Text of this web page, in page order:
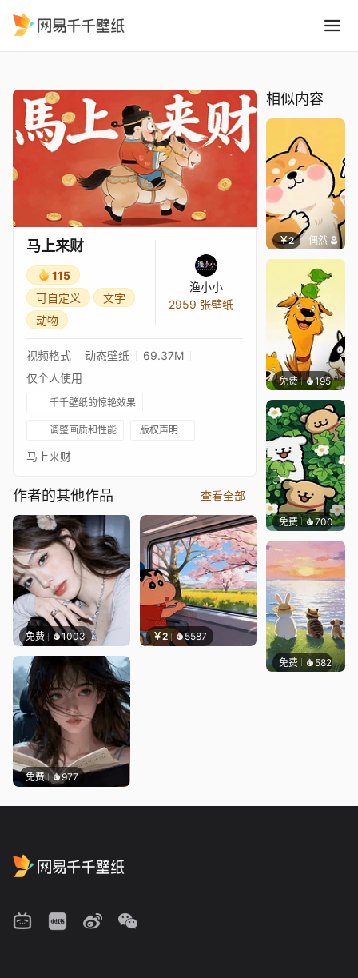
马上来财
115
可自定义
文字
动物
渔小小
2959 张壁纸
视频格式 动态壁纸
69.37M
仅个人使用
千千壁纸的惊艳效果
调整画质和性能 版权声明
马上来财
作者的其他作品 查看全部
免费 1003 ￥2 5587
免费 977
相似内容
￥2 偶然
免费 195渔小小
免费 700渔小小
免费 582渔小小